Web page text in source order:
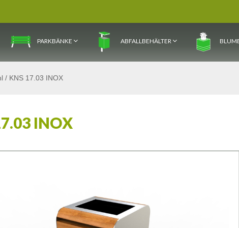
PARKBÄNKE ABFALLBEHÄLTER
/ KNS 17.03 INOX
INOX